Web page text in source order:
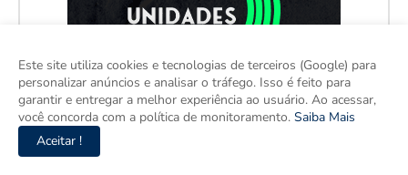
Este site utiliza cookies e tecnologias de terceiros (Google) para
personalizar anúncios e analisar o tráfego. Isso é feito para
garantir e entregar a melhor experiência ao usuário. Ao acessar,
você concorda com a política de monitoramento. Saiba Mais
Aceitar !